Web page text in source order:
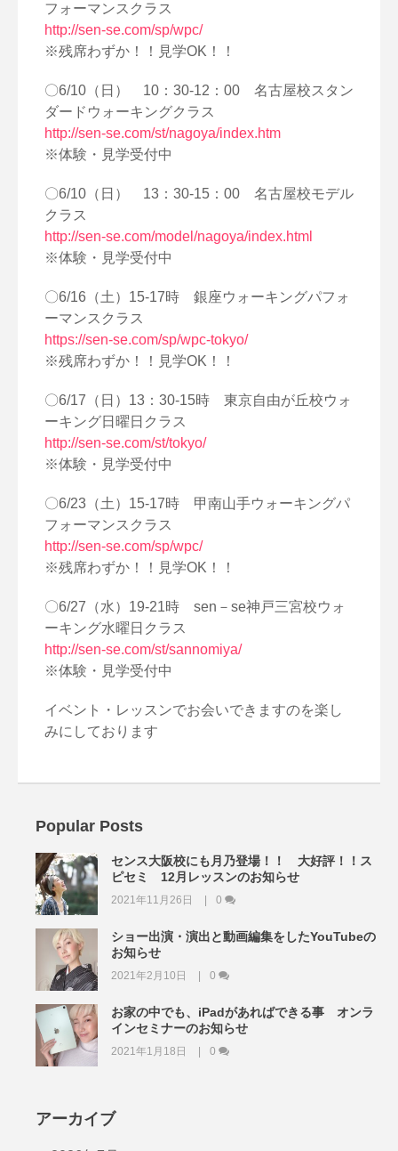
フォーマンスクラス
http://sen-se.com/sp/wpc/
※残席わずか！！見学OK！！
〇6/10（日） 10：30-12：00 名古屋校スタン
ダードウォーキングクラス
http://sen-se.com/st/nagoya/index.htm
※体験・見学受付中
〇6/10（日） 13：30-15：00 名古屋校モデル
クラス
http://sen-se.com/model/nagoya/index.html
※体験・見学受付中
〇6/16（土）15-17時 銀座ウォーキングパフォ
ーマンスクラス
https://sen-se.com/sp/wpc-tokyo/
※残席わずか！！見学OK！！
〇6/17（日）13：30-15時 東京自由が丘校ウォ
ーキング日曜日クラス
http://sen-se.com/st/tokyo/
※体験・見学受付中
〇6/23（土）15-17時 甲南山手ウォーキングパ
フォーマンスクラス
http://sen-se.com/sp/wpc/
※残席わずか！！見学OK！！
〇6/27（水）19-21時 sen－se神戸三宮校ウォ
ーキング水曜日クラス
http://sen-se.com/st/sannomiya/
※体験・見学受付中
イベント・レッスンでお会いできますのを楽し
みにしております
Popular Posts
センス大阪校にも月乃登場！！ 大好評！！ス
ピセミ 12月レッスンのお知らせ
2021年11月26日 0
ショー出演・演出と動画編集をしたYouTubeの
お知らせ
2021年2月10日 0
お家の中でも、iPadがあればできる事 オンラ
インセミナーのお知らせ
2021年1月18日 0
アーカイブ